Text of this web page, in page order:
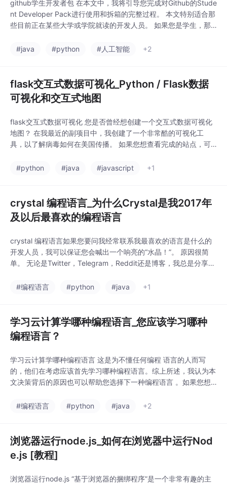
github学生开发者包 在本文中，我将引导您完成对Github的Stude
nt Developer Pack进行使用和拆箱的完整过程。 本文特别适合那
些目前正在某些大学或学院就读的开发人员。 如果您是学生，那
这将帮助学生开始成为开发人员。GitHub Student Developer Pa
#java #python #人工智能 +2
flask交互式数据可视化_Python / Flask数据
可视化和交互式地图
flask交互式数据可视化 您是否曾经想创建一个交互式数据可视化
地图？ 在我最近的副项目中，我创建了一个非常酷的可视化工
具，以了解病毒如何在美国传播。 如果您想查看完成的站点，可
逐步介绍创建此文件的想法，并逐步说明如何创建自己的文件。
#python #java #javascript +1
crystal 编程语言_为什么Crystal是我2017年
及以后最喜欢的编程语言
crystal 编程语言如果您要问我经常联系我最喜欢的语言是什么的
开发人员，我可以保证您会喊出一个响亮的“水晶！”。 原因很简
单。 无论是Twitter，Telegram，Reddit还是博客，我总是分享对
经确立，但并不总是Crystal。 我从事Web和软件开发已有8年
#编程语言 #python #java +1
学习云计算学哪种编程语言_您应该学习哪种
编程语言？
学习云计算学哪种编程语言 这是为不懂任何编程 语言的人而写
的，他们在考虑应该首先学习哪种编程语言。综上所述，我认为本
文决策背后的原因也可以帮助您选择下一种编程语言 。如果您想
语言也是如此。我列出了人们为什么要学习编程语言的几个主要原
#编程语言 #python #java +2
浏览器运行node.js_如何在浏览器中运行Nod
e.js [教程]
浏览器运行node.js “基于浏览器的捆绑程序”是一个非常有趣的主